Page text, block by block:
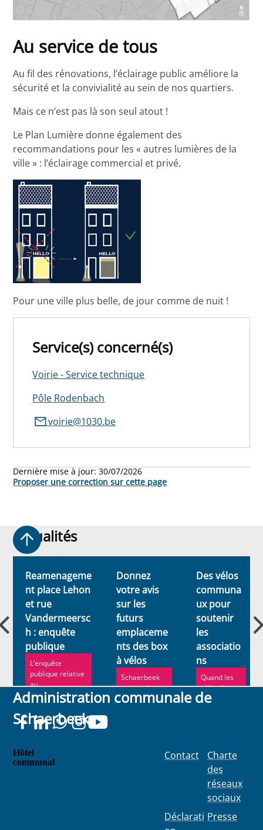
Au service de tous
Au fil des rénovations, l’éclairage public améliore la
sécurité et la convivialité au sein de nos quartiers.
Mais ce n’est pas là son seul atout !
Le Plan Lumière donne également des
recommandations pour les « autres lumières de la
ville » : l’éclairage commercial et privé.
Pour une ville plus belle, de jour comme de nuit !
Service(s) concerné(s)
Voirie - Service technique
Pôle Rodenbach
voirie@1030.be
Dernière mise à jour:30/07/2026
Proposer une correction sur cette page
Actualités
Actualités
Reamenageme
nt place Lehon
et rue
Vandermeersc
h : enquête
publique
L’enquête
publique relative
au
réaménagement
de la place Lehon
et de l...
Donnez
votre avis
sur les
futurs
emplaceme
nts des box
à vélos
Schaerbeek
recherche
des
Des vélos
communa
ux pour
soutenir
les
associatio
ns
Quand les
vélos de
service
leur o...
Administration communale de
Schaerbeek
Hôtel
communal
Contact
Déclarati
Charte
des
réseaux
sociaux
Presse